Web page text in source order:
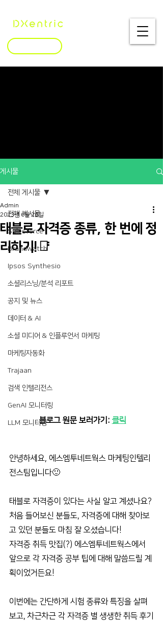
게시물
전체 게시물
Salesforce
Brandwatch
Ipsos Synthesio
소셜리스닝/분석 리포트
공지 및 뉴스
데이터 & AI
소셜 미디어 & 인플루언서 마케팅
마케팅자동화
Trajaan
검색 인텔리전스
GenAI 모니터링
LLM 모니터링
전체 게시물
태블로 자격증 종류, 한 번에 정
리하기!📑
Admin
2023년 6월 26일
블로그 원문 보러가기: 클릭
안녕하세요, 에스엠투네트웍스 마케팅인텔리
전스팀입니다🙂
태블로 자격증이 있다는 사실 알고 계셨나요?
처음 들어보신 분들도, 자격증에 대해 찾아보
고 있던 분들도 마침 잘 오셨습니다!
자격증 취득 맛집(?) 에스엠투네트웍스에서
앞으로 각 자격증 공부 팁에 대해 말씀드릴 계
획이었거든요!
이번에는 간단하게 시험 종류와 특징을 살펴
보고, 차근차근 각 자격증 별 생생한 취득 후기